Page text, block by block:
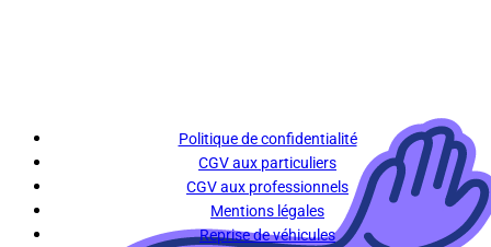
Politique de confidentialité
CGV aux particuliers
CGV aux professionnels
Mentions légales
Reprise de véhicules